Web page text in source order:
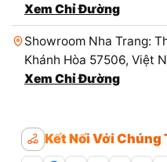
Xem Chỉ Đường
Showroom Nha Trang:
Khánh Hòa 57506, Việt
Xem Chỉ Đường
Kết Nối Với Chúng